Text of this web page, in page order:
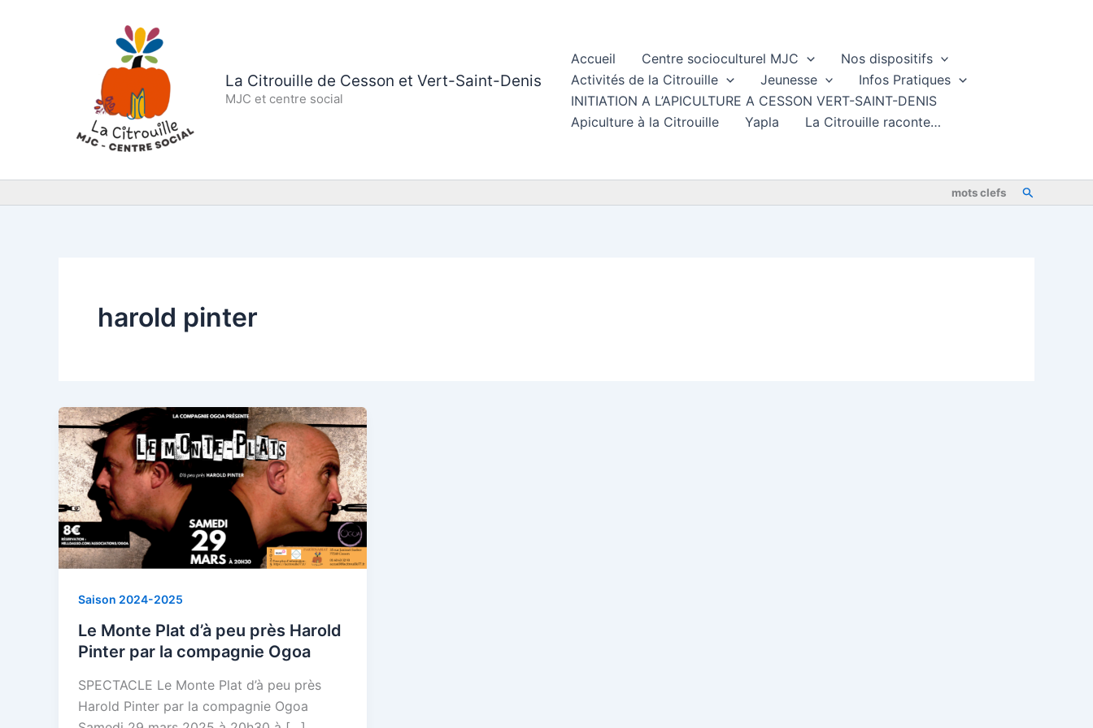
La Citrouille de Cesson et Vert-Saint-Denis
MJC et centre social
Accueil Centre socioculturel MJC
Nos dispositifs
Activités de la Citrouille
Jeunesse
Infos Pratiques
INITIATION A L’APICULTURE A CESSON VERT-SAINT-DENIS
Apiculture à la Citrouille
Yapla La Citrouille raconte…
mots clefs Rechercher
harold pinter
Saison 2024-2025
Le Monte Plat d’à peu près Harold
Pinter par la compagnie Ogoa
SPECTACLE Le Monte Plat d’à peu près
Harold Pinter par la compagnie Ogoa